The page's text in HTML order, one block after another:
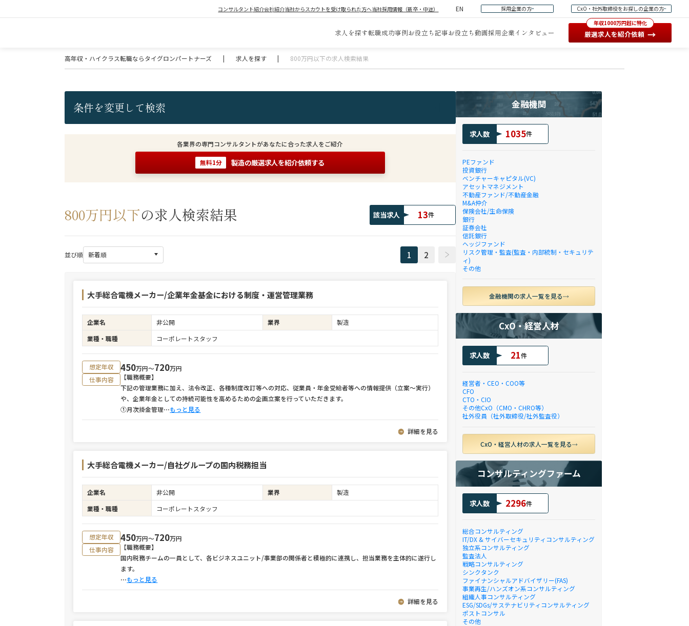
コンサルタント紹介会社紹介当社からスカウトを受け取られた方へ当社採用情報（新卒・中途） EN 採用企業の方 CxO・社外取締役をお探しの企業の方
求人を探す転職成功事例お役立ち記事お役立ち動画採用企業インタビュー
年収1000万円超に特化
厳選求人を紹介依頼 →
高年収・ハイクラス転職ならタイグロンパートナーズ | 求人を探す | 800万円以下の求人検索結果
条件を変更して検索
各業界の専門コンサルタントがあなたに合った求人をご紹介
無料1分 製造の厳選求人を紹介依頼する
800万円以下の求人検索結果 該当求人 13件
並び順 1 2
大手総合電機メーカー/企業年金基金における制度・運営管理業務
企業名 非公開 業界
製造
業種・職種
コーポレートスタッフ
想定年収 450万円〜720万円
仕事内容
【職務概要】
下記の管理業務に加え、法令改正、各種制度改訂等への対応、従業員・年金受給者等への情報提供（立案～実行）
や、企業年金としての持続可能性を高めるための企画立案を行っていただきます。
①月次掛金管理⋯もっと見る
詳細を見る
大手総合電機メーカー/自社グループの国内税務担当
企業名 非公開 業界
製造
業種・職種
コーポレートスタッフ
想定年収 450万円〜720万円
仕事内容
【職務概要】
国内税務チームの一員として、各ビジネスユニット/事業部の関係者と積極的に連携し、担当業務を主体的に遂行し
ます。
⋯もっと見る
詳細を見る
金融機関
求人数 1035件
PEファンド
投資銀行
ベンチャーキャピタル(VC)
アセットマネジメント
不動産ファンド/不動産金融
M&A仲介
保険会社/生命保険
銀行
証券会社
信託銀行
ヘッジファンド
リスク管理・監査(監査・内部統制・セキュリテ
ィ)
その他
金融機関の求人一覧を見る
CxO・経営人材
求人数 21件
経営者・CEO・COO等
CFO
CTO・CIO
その他CxO（CMO・CHRO等）
社外役員（社外取締役/社外監査役）
CxO・経営人材の求人一覧を見る
コンサルティングファーム
求人数 2296件
総合コンサルティング
IT/DX & サイバーセキュリティコンサルティング
独立系コンサルティング
監査法人
戦略コンサルティング
シンクタンク
ファイナンシャルアドバイザリー(FAS)
事業再生/ハンズオン系コンサルティング
組織人事コンサルティング
ESG/SDGs/サステナビリティコンサルティング
ポストコンサル
その他